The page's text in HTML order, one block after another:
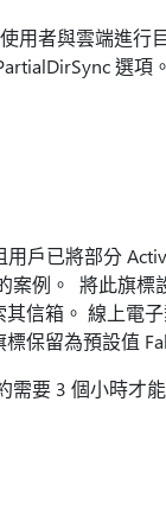
用者與雲端進行
選項
戶已將部分
案例。 將此旗
信箱。 線上電
保留為預設值
需要 3 個小時才